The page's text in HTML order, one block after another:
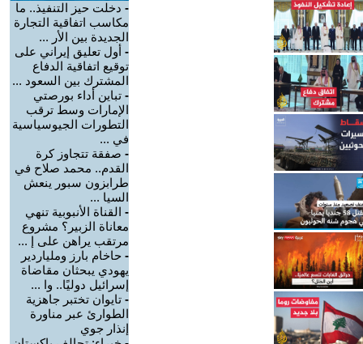
- دخلت حيز التنفيذ.. ما
مكاسب اتفاقية التجارة
الجديدة بين الأر ...
- أول تعليق إيراني على
توقيع اتفاقية الدفاع
المشترك بين السعود ...
- تباين أداء بورصتي
الإمارات وسط ترقب
التطورات الجيوسياسية
في ...
- صفقة تتجاوز كرة
القدم.. محمد صلاح في
طرابزون سبور ينعش
السيا ...
- القناة الأنبوبية تنهي
معاناة الزبير؟ مشروع
مرتقب يراهن على إ ...
- حاخام بارز وملياردير
يهودي يبحثان مقاضاة
إسرائيل دوليًا.. وا ...
- تايوان تختبر جاهزية
الطوارئ عبر مناورة
إنذار جوي